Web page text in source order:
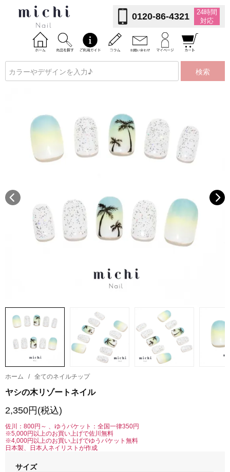
0120-86-4321
24時間
対応
検索
ホーム / 全てのネイルチップ
ヤシの木リゾートネイル
2,350円(税込)
佐川：800円～ 、ゆうパケット：全国一律350円
※5,000円以上のお買い上げで佐川無料
※4,000円以上のお買い上げでゆうパケット無料
日本製、日本人ネイリストが作成
サイズ